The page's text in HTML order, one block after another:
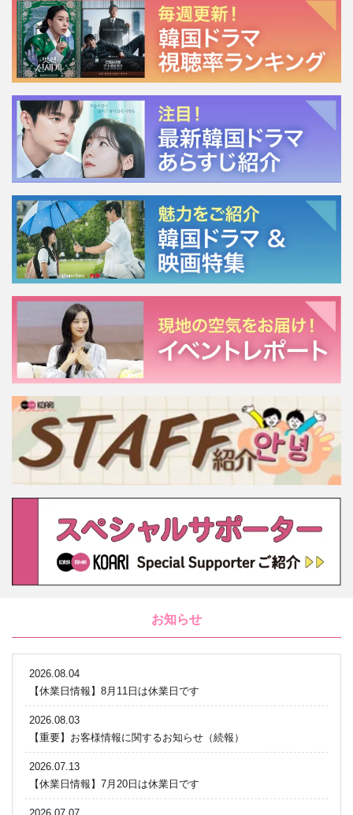
お知らせ
2026.08.04
【休業日情報】8月11日は休業日です
2026.08.03
【重要】お客様情報に関するお知らせ（続報）
2026.07.13
【休業日情報】7月20日は休業日です